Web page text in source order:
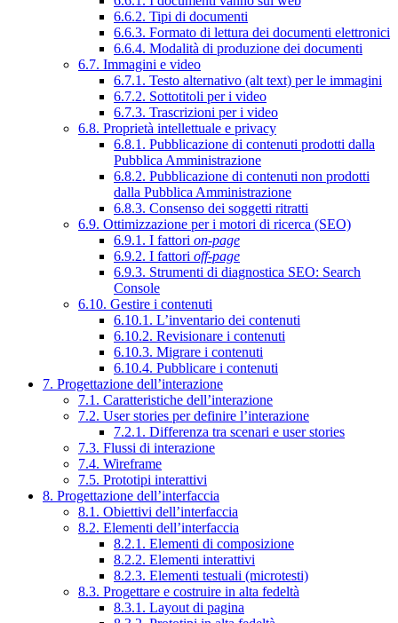
6.6.2. Tipi di documenti
6.6.3. Formato di lettura dei documenti elettronici
6.6.4. Modalità di produzione dei documenti
6.7. Immagini e video
6.7.1. Testo alternativo (alt text) per le immagini
6.7.2. Sottotitoli per i video
6.7.3. Trascrizioni per i video
6.8. Proprietà intellettuale e privacy
6.8.1. Pubblicazione di contenuti prodotti dalla
Pubblica Amministrazione
6.8.2. Pubblicazione di contenuti non prodotti
dalla Pubblica Amministrazione
6.8.3. Consenso dei soggetti ritratti
6.9. Ottimizzazione per i motori di ricerca (SEO)
6.9.1. I fattori on-page
6.9.2. I fattori off-page
6.9.3. Strumenti di diagnostica SEO: Search
Console
6.10. Gestire i contenuti
6.10.1. L’inventario dei contenuti
6.10.2. Revisionare i contenuti
6.10.3. Migrare i contenuti
6.10.4. Pubblicare i contenuti
7. Progettazione dell’interazione
7.1. Caratteristiche dell’interazione
7.2. User stories per definire l’interazione
7.2.1. Differenza tra scenari e user stories
7.3. Flussi di interazione
7.4. Wireframe
7.5. Prototipi interattivi
8. Progettazione dell’interfaccia
8.1. Obiettivi dell’interfaccia
8.2. Elementi dell’interfaccia
8.2.1. Elementi di composizione
8.2.2. Elementi interattivi
8.2.3. Elementi testuali (microtesti)
8.3. Progettare e costruire in alta fedeltà
8.3.1. Layout di pagina